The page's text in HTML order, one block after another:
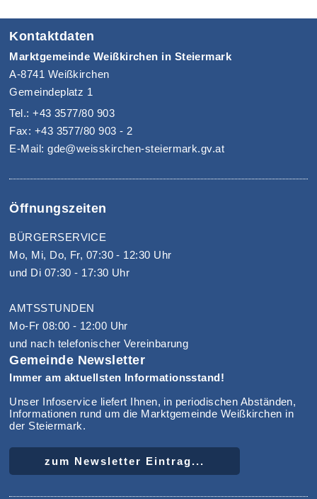
Kontaktdaten
Marktgemeinde Weißkirchen in Steiermark
A-8741 Weißkirchen
Gemeindeplatz 1
Tel.: +43 3577/80 903
Fax: +43 3577/80 903 - 2
E-Mail: gde@weisskirchen-steiermark.gv.at
Öffnungszeiten
BÜRGERSERVICE
Mo, Mi, Do, Fr, 07:30 - 12:30 Uhr
und Di 07:30 - 17:30 Uhr
AMTSSTUNDEN
Mo-Fr 08:00 - 12:00 Uhr
und nach telefonischer Vereinbarung
Gemeinde Newsletter
Immer am aktuellsten Informationsstand!
Unser Infoservice liefert Ihnen, in periodischen Abständen,
Informationen rund um die Marktgemeinde Weißkirchen in
der Steiermark.
zum Newsletter Eintrag...